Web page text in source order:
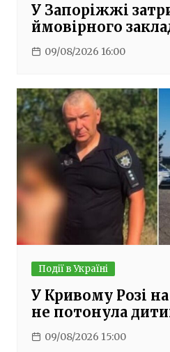
У Запоріжжі
ймовірного
09/08/2026 16:00
Події в Україні
У Кривому Розі
не потонула
09/08/2026 15:00